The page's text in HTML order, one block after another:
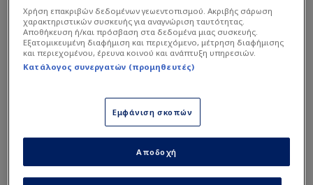
Διαβάστε επίσης...
ΠΑΟΚ: Ξεκάθαρη η στάση
της Κρουζ Αζούλ για
Η διαφορά ΠΑΟΚ-
Άουγκσμπουργκ για
Γιαννούλη - Φόβος για άλλη
ελληνική ομάδα!
Χρήση επακριβών δεδομένων γεωεντοπισμού. Ακριβής σάρωση
χαρακτηριστικών συσκευής για αναγνώριση ταυτότητας.
Αποθήκευση ή/και πρόσβαση στα δεδομένα μιας συσκευής.
Εξατομικευμένη διαφήμιση και περιεχόμενο, μέτρηση διαφήμισης
και περιεχομένου, έρευνα κοινού και ανάπτυξη υπηρεσιών.
Κατάλογος συνεργατών (προμηθευτές)
Εμφάνιση σκοπών
Αποδοχή